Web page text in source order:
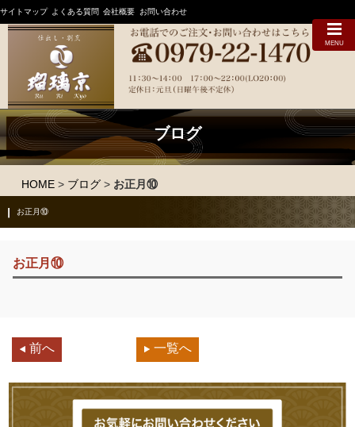
MENU
サイトマップ よくある質問 会社概要 お問い合わせ
ブログ
HOME > ブログ > お正月⑩
お正月⑩
お正月⑩
前へ 一覧へ